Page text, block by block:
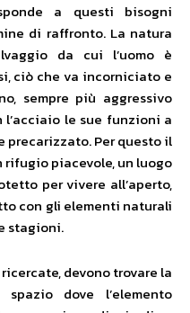
a questi bisogni
di raffronto. La natura
da cui l’uomo è
ciò che va incorniciato e
sempre più aggressivo
l’acciaio le sue funzioni a
precarizzato. Per questo il
piacevole, un luogo
per vivere all’aperto,
con gli elementi naturali
stagioni.
devono trovare la
dove l’elemento